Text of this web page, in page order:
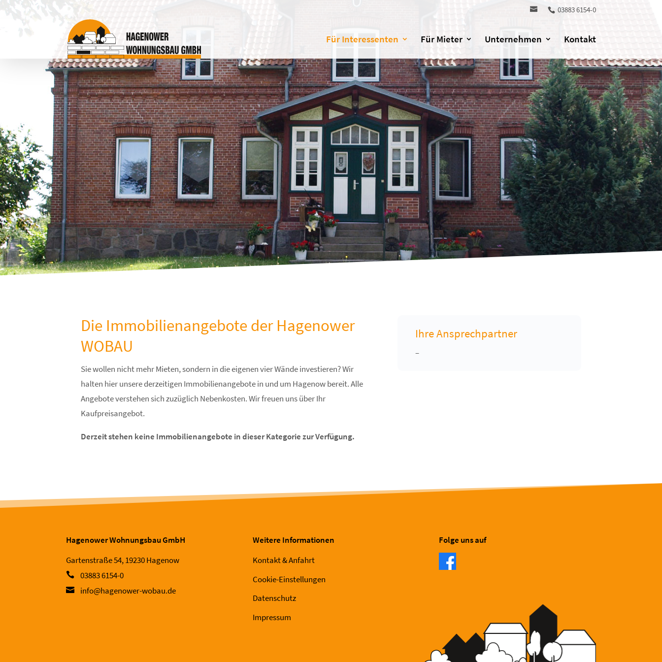
03883 6154-0
Für Interessenten Für Mieter Unternehmen Kontakt
Die Immobilienangebote der Hagenower
WOBAU
Sie wollen nicht mehr Mieten, sondern in die eigenen vier Wände investieren? Wir
halten hier unsere derzeitigen Immobilienangebote in und um Hagenow bereit. Alle
Angebote verstehen sich zuzüglich Nebenkosten. Wir freuen uns über Ihr
Kaufpreisangebot.
Derzeit stehen keine Immobilienangebote in dieser Kategorie zur Verfügung.
Ihre Ansprechpartner
–
Hagenower Wohnungsbau GmbH
Gartenstraße 54, 19230 Hagenow
03883 6154-0
info@hagenower-wobau.de
Weitere Informationen
Kontakt & Anfahrt
Cookie-Einstellungen
Datenschutz
Impressum
Folge uns auf